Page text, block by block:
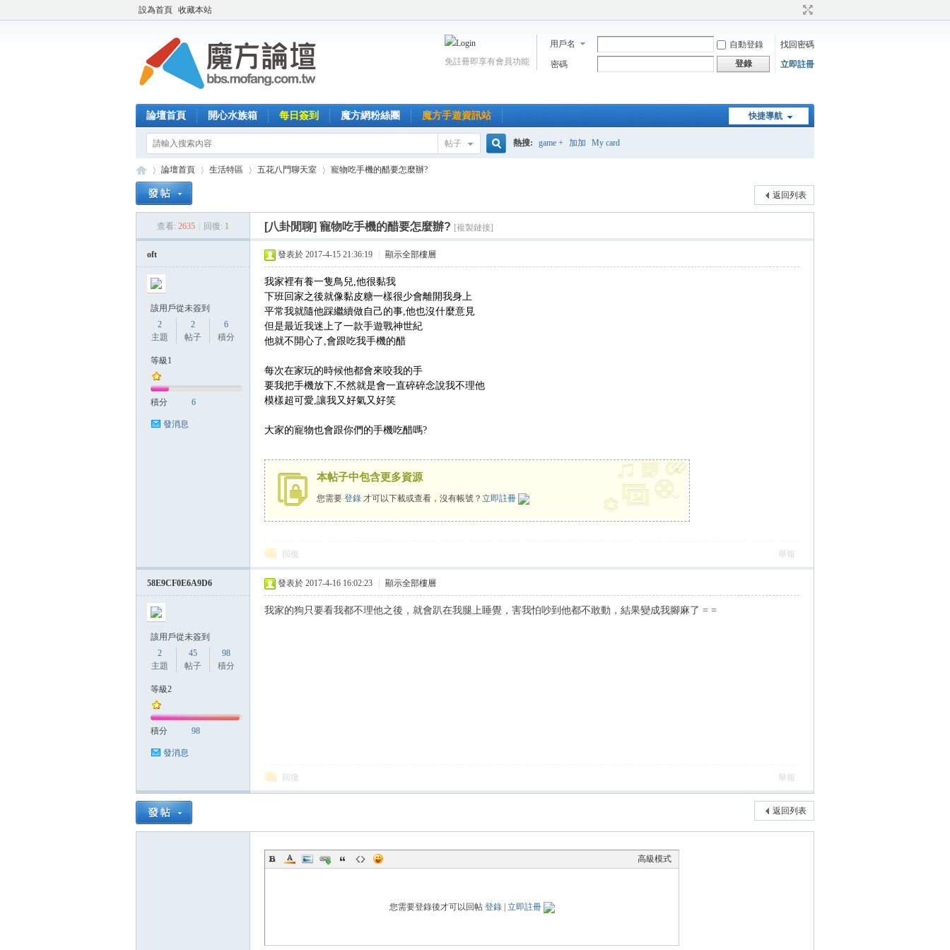
設為首頁 收藏本站
用戶名 自動登錄
找回密碼
密碼
登錄 立即註冊
免註冊即享有會員功能
快捷導航
論壇首頁 開心水族箱 每日簽到 魔方網粉絲團 魔方手遊資訊站
帖子
索
熱搜: game + 加加 My card
論壇首頁 生活特區 五花八門聊天室 寵物吃手機的醋要怎麼辦?
返回列表
查看: 2635 回復: 1 [八卦閒聊] 寵物吃手機的醋要怎麼辦? [複製鏈接]
oft
該用戶從未簽到
2
主題
2
帖子
6
積分
等級1
積分 6
發消息
發表於 2017-4-15 21:36:19 顯示全部樓層
我家裡有養一隻鳥兒,他很黏我
下班回家之後就像黏皮糖一樣很少會離開我身上
平常我就隨他踩繼續做自己的事,他也沒什麼意見
但是最近我迷上了一款手遊戰神世紀
他就不開心了,會跟吃我手機的醋
每次在家玩的時候他都會來咬我的手
要我把手機放下,不然就是會一直碎碎念說我不理他
模樣超可愛,讓我又好氣又好笑
大家的寵物也會跟你們的手機吃醋嗎?
本帖子中包含更多資源
您需要 登錄 才可以下載或查看，沒有帳號？ 立即註冊
x
回復 舉報
58E9CF0E6A9D6
該用戶從未簽到
2
主題
45
帖子
98
積分
等級2
積分 98
發消息
發表於 2017-4-16 16:02:23 顯示全部樓層
我家的狗只要看我都不理他之後，就會趴在我腿上睡覺，害我怕吵到他都不敢動，結果變成我腳麻了 = =
回復 舉報
返回列表
高級模式
您需要登錄後才可以回帖 登錄| 立即註冊